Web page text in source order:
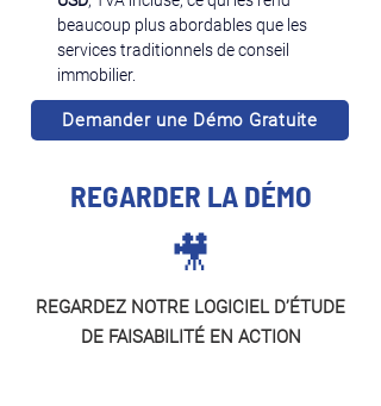
beaucoup plus abordables que les
services traditionnels de conseil
immobilier.
Demander une Démo Gratuite
REGARDEZ NOTRE LOGICIEL D’ÉTUDE
DE FAISABILITÉ EN ACTION
REGARDER LA DÉMO
🎥